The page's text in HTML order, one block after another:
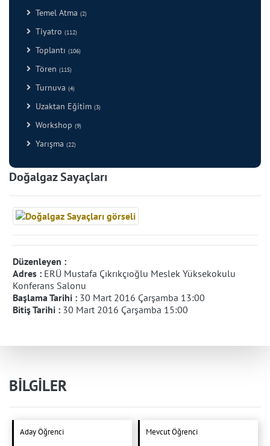
Temel Atma (2)
Tiyatro (112)
Toplantı (106)
Tören (115)
Turnuva (4)
Uzaktan Eğitim (3)
Workshop (9)
Yarışma (22)
Doğalgaz Sayaçları
Düzenleyen :
Adres : ERÜ Mustafa Çıkrıkçıoğlu Meslek Yüksekokulu
Konferans Salonu
Başlama Tarihi : 30 Mart 2016 Çarşamba 13:00
Bitiş Tarihi : 30 Mart 2016 Çarşamba 15:00
BİLGİLER
Aday Öğrenci Mevcut Öğrenci